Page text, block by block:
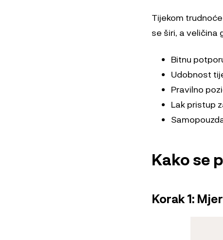
Tijekom
se širi, a veličina
Bitnu
Udobnost
Pravilno
Lak pristup
Kako se
Korak 1: